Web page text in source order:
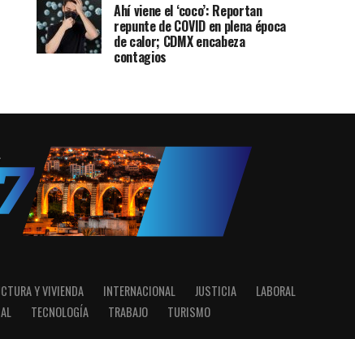
Ahí viene el ‘coco’: Reportan
repunte de COVID en plena época
de calor; CDMX encabeza
contagios
Y VIVIENDA INTERNACIONAL JUSTICIA
LABORAL
TECNOLOGÍA TRABAJO TURISMO